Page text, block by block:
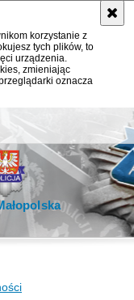
korzystanie z
tych plików, to
urządzenia.
zmieniając
oznacza